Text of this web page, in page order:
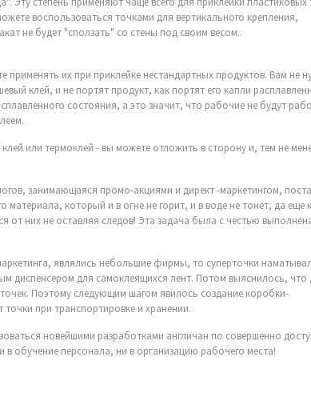
воспользоваться точками для вертикального крепления,
не будет "сползать" со стены под своим весом..
их при приклейке нестандартных продуктов. Вам не
клей, и не портят продукт, как портят его капли
состояния, а это значит, что рабочие не будут
или термоклей - вы можете отложить в сторону и, тем не
занимающаяся промо-акциями и директ -маркетингом,
который и в огне не горит, и в воде не тонет, да еще
от них не оставляя следов! Эта задача была с честью
являлись небольшие фирмы, то суперточки
диспенсером для самоклеящихся лент. Потом выяснилось, что
Поэтому следующим шагом явилось создание коробки-
при транспортировке и хранении.
новейшими разработками англичан по совершенно
обучение персонала, ни в организацию рабочего места!